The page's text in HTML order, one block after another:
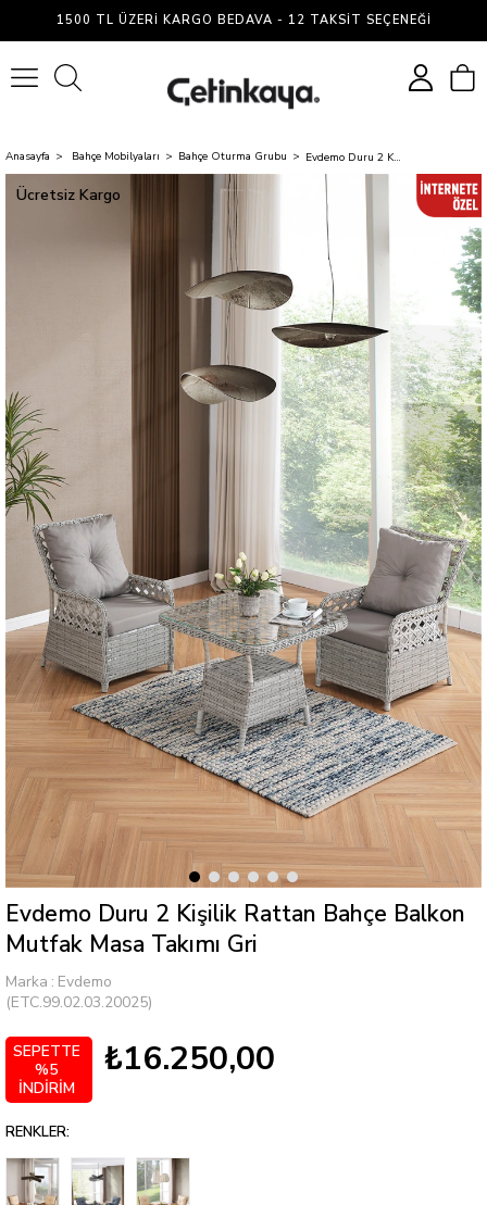
1500 TL ÜZERI KARGO BEDAVA - 12 TAKSIT SEÇENEĞI
Anasayfa Bahçe Mobilyaları Bahçe Oturma Grubu Evdemo Duru 2 Kişilik Rattan Bahçe Balkon Mutfak Masa Takımı Gri
Ücretsiz Kargo
Evdemo Duru 2 Kişilik Rattan Bahçe Balkon
Mutfak Masa Takımı Gri
Marka : Evdemo
(ETC.99.02.03.20025)
₺16.250,00
SEPETTE
%5
İNDİRİM
RENKLER: